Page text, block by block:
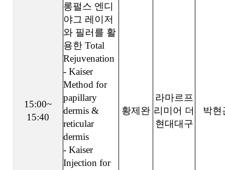
15:00~
15:40
롱펄스 엔디
야그 레이저
와 필러를 활
용한 Total
Rejuvenation
- Kaiser
Method for
papillary
dermis &
reticular
dermis
- Kaiser
Injection for
황제완
라마르프
리미어 더
현대대구
박현